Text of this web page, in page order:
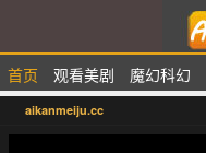
首页 观看美剧 魔幻科幻
排行榜
aikanmeiju.cc